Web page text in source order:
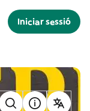
Iniciar sessió